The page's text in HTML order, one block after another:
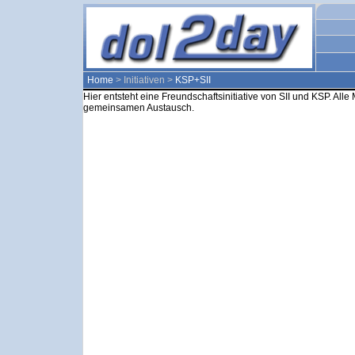
Home > Initiativen > KSP+SII
Hier entsteht eine Freundschaftsinitiative von SII und KSP.
gemeinsamen Austausch.